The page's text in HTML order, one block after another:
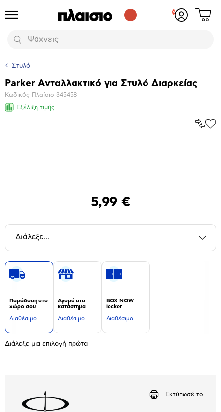
Προϊόντα
Αναζήτηση
Δες
Στυλό
Βασικά
χαρακτηριστικά
Parker Ανταλλακτικό για Στυλό Διαρκείας
Κωδικός Πλαίσιο 345458
Εξέλιξη τιμής
5,99 €
Διάλεξε...
Παράδοση στο
χώρο σου
Διαθέσιμο
Αγορά στο
κατάστημα
Διαθέσιμο
BOX NOW
locker
Διαθέσιμο
Διάλεξε μια επιλογή πρώτα
Εκτύπωσέ το